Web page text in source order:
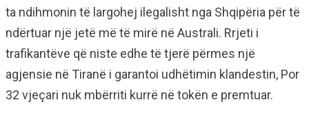
ta ndihmonin të largohej ilegalisht nga Shqipëria për të
ndërtuar një jetë më të mirë në Australi. Rrjeti i
trafikantëve që niste edhe të tjerë përmes një
agjensie në Tiranë i garantoi udhëtimin klandestin, Por
32 vjeçari nuk mbërriti kurrë në tokën e premtuar.